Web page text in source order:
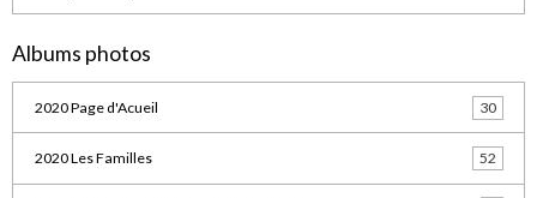
Albums photos
2020 Page d'Acueil 30
2020 Les Familles 52